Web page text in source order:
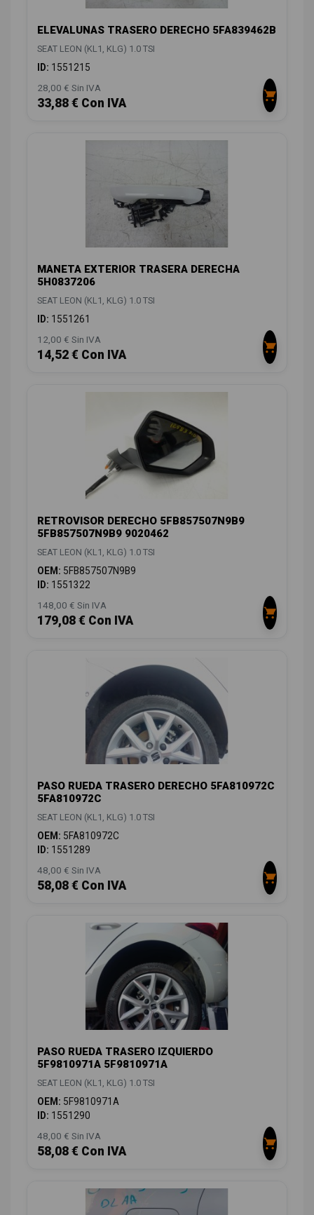
ELEVALUNAS TRASERO DERECHO 5FA839462B
SEAT LEON (KL1, KLG) 1.0 TSI
ID: 1551215
28,00 € Sin IVA
33,88 € Con IVA
MANETA EXTERIOR TRASERA DERECHA
5H0837206
SEAT LEON (KL1, KLG) 1.0 TSI
ID: 1551261
12,00 € Sin IVA
14,52 € Con IVA
RETROVISOR DERECHO 5FB857507N9B9
5FB857507N9B9 9020462
SEAT LEON (KL1, KLG) 1.0 TSI
OEM: 5FB857507N9B9
ID: 1551322
148,00 € Sin IVA
179,08 € Con IVA
PASO RUEDA TRASERO DERECHO 5FA810972C
5FA810972C
SEAT LEON (KL1, KLG) 1.0 TSI
OEM: 5FA810972C
ID: 1551289
48,00 € Sin IVA
58,08 € Con IVA
PASO RUEDA TRASERO IZQUIERDO
5F9810971A 5F9810971A
SEAT LEON (KL1, KLG) 1.0 TSI
OEM: 5F9810971A
ID: 1551290
48,00 € Sin IVA
58,08 € Con IVA